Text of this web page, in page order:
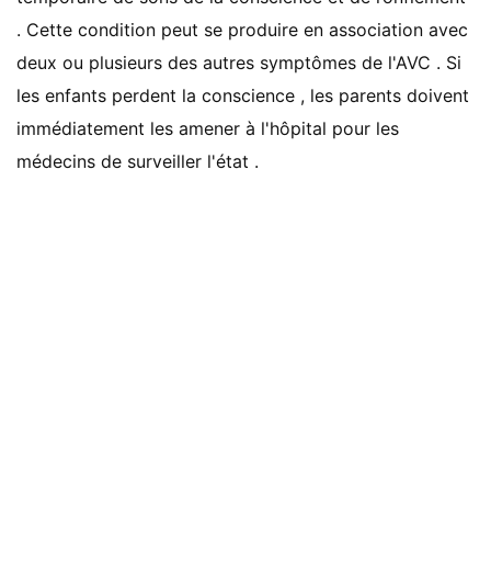
. Cette condition peut se produire en association avec
deux ou plusieurs des autres symptômes de l'AVC . Si
les enfants perdent la conscience , les parents doivent
immédiatement les amener à l'hôpital pour les
médecins de surveiller l'état .